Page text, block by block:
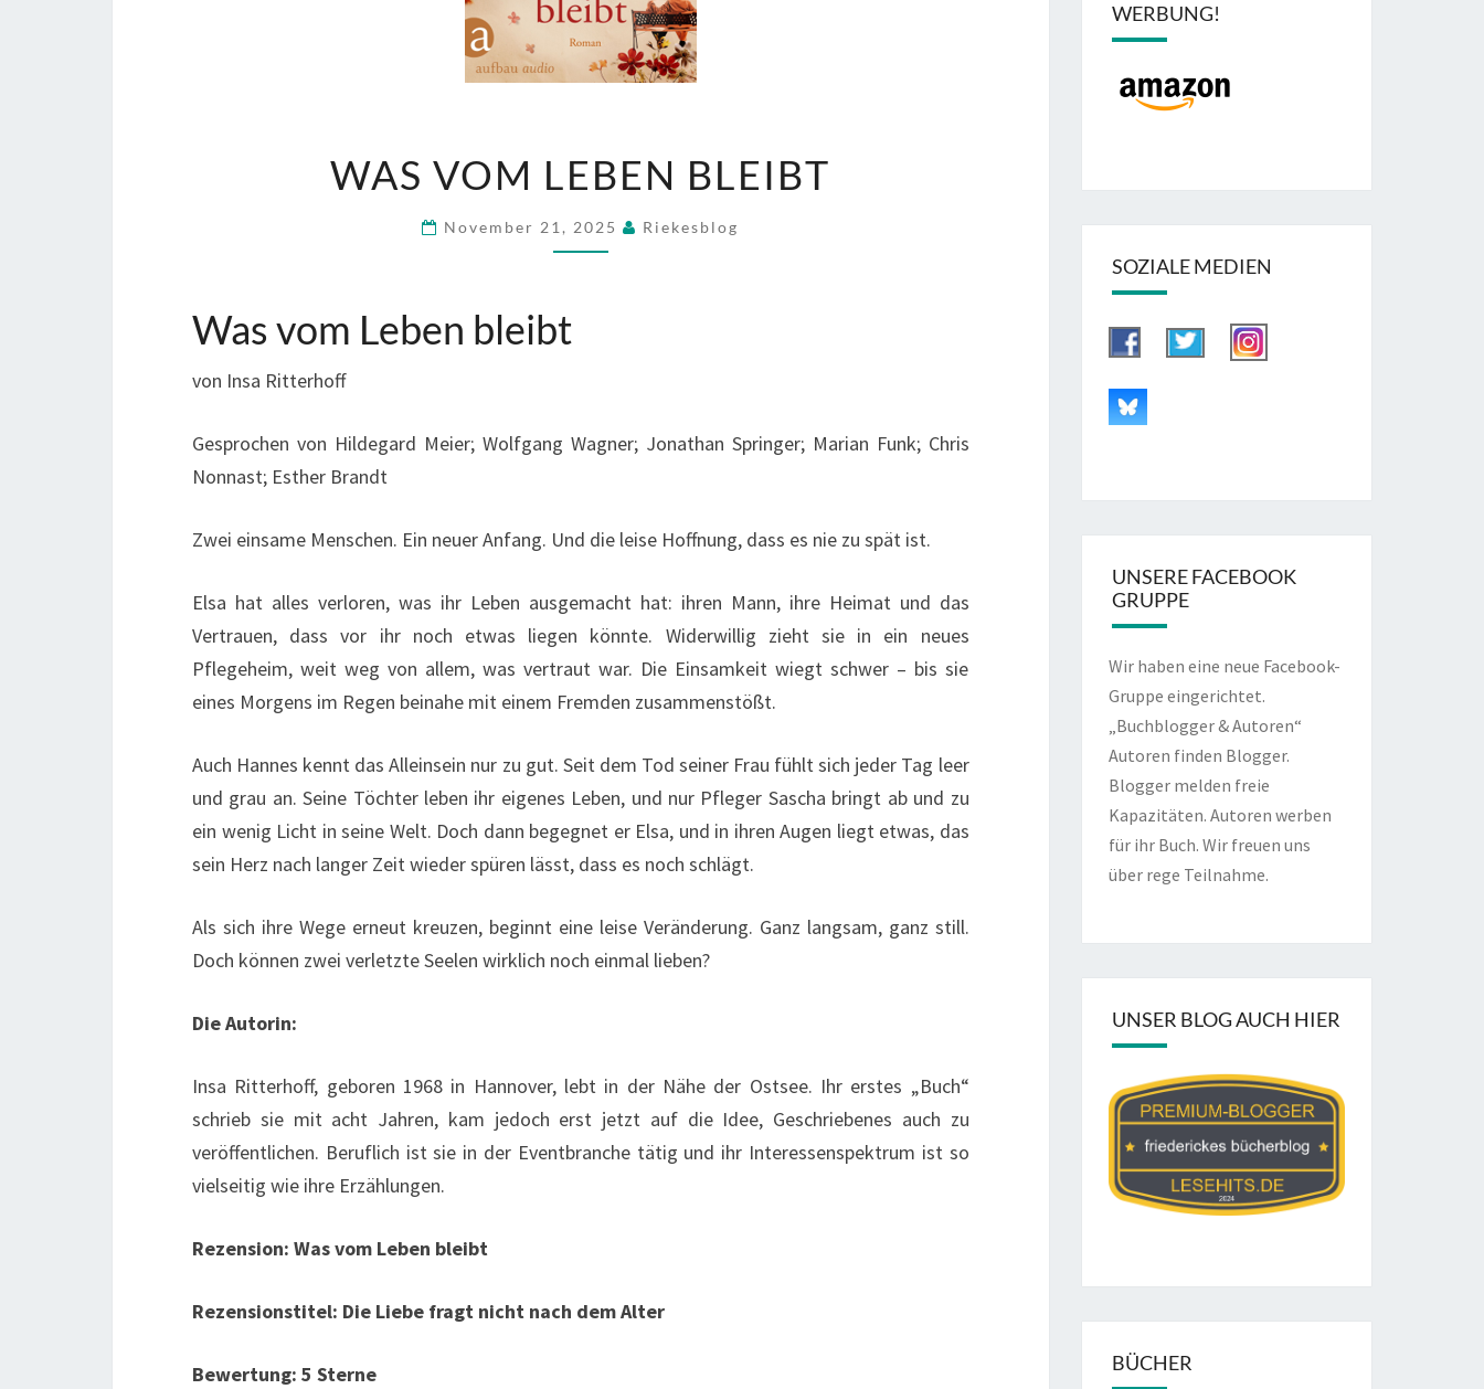
VOM
WAS VOM LEBEN BLEIBT
November 21, 2025 Riekesblog
Was vom Leben bleibt
von Insa Ritterhoff
Gesprochen von Hildegard Meier; Wolfgang Wagner; Jonathan Springer; Marian Funk; Chris
Nonnast; Esther Brandt
Zwei einsame Menschen. Ein neuer Anfang. Und die leise Hoffnung, dass es nie zu spät ist.
Elsa hat alles verloren, was ihr Leben ausgemacht hat: ihren Mann, ihre Heimat und das
Vertrauen, dass vor ihr noch etwas liegen könnte. Widerwillig zieht sie in ein neues
Pflegeheim, weit weg von allem, was vertraut war. Die Einsamkeit wiegt schwer – bis sie
eines Morgens im Regen beinahe mit einem Fremden zusammenstößt.
Auch Hannes kennt das Alleinsein nur zu gut. Seit dem Tod seiner Frau fühlt sich jeder Tag leer
und grau an. Seine Töchter leben ihr eigenes Leben, und nur Pfleger Sascha bringt ab und zu
ein wenig Licht in seine Welt. Doch dann begegnet er Elsa, und in ihren Augen liegt etwas, das
sein Herz nach langer Zeit wieder spüren lässt, dass es noch schlägt.
Als sich ihre Wege erneut kreuzen, beginnt eine leise Veränderung. Ganz langsam, ganz still.
Doch können zwei verletzte Seelen wirklich noch einmal lieben?
Die Autorin:
Insa Ritterhoff, geboren 1968 in Hannover, lebt in der Nähe der Ostsee. Ihr erstes „Buch“
schrieb sie mit acht Jahren, kam jedoch erst jetzt auf die Idee, Geschriebenes auch zu
veröffentlichen. Beruflich ist sie in der Eventbranche tätig und ihr Interessenspektrum ist so
vielseitig wie ihre Erzählungen.
Rezension: Was vom Leben bleibt
Rezensionstitel: Die Liebe fragt nicht nach dem Alter
Bewertung: 5 Sterne
WERBUNG!
SOZIALE MEDIEN
UNSERE FACEBOOK
GRUPPE
Wir haben eine neue Facebook-
Gruppe eingerichtet.
„Buchblogger & Autoren“
Autoren finden Blogger.
Blogger melden freie
Kapazitäten. Autoren werben
für ihr Buch. Wir freuen uns
über rege Teilnahme.
UNSER BLOG AUCH HIER
BÜCHER